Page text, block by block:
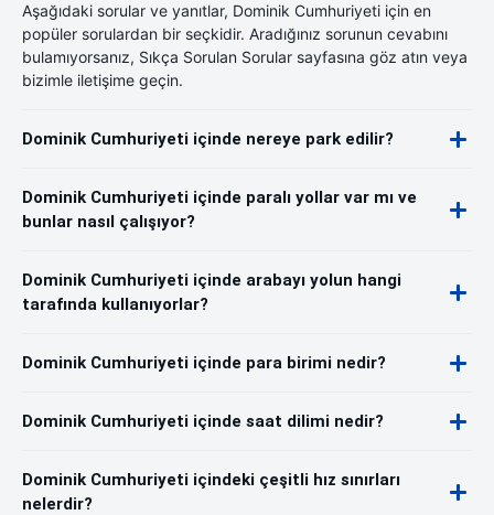
Aşağıdaki sorular ve yanıtlar, Dominik Cumhuriyeti için en
popüler sorulardan bir seçkidir. Aradığınız sorunun cevabını
bulamıyorsanız, Sıkça Sorulan Sorular sayfasına göz atın veya
bizimle iletişime geçin.
Dominik Cumhuriyeti içinde nereye park edilir?
Dominik Cumhuriyeti içinde paralı yollar var mı ve
bunlar nasıl çalışıyor?
Dominik Cumhuriyeti içinde arabayı yolun hangi
tarafında kullanıyorlar?
Dominik Cumhuriyeti içinde para birimi nedir?
Dominik Cumhuriyeti içinde saat dilimi nedir?
Dominik Cumhuriyeti içindeki çeşitli hız sınırları
nelerdir?